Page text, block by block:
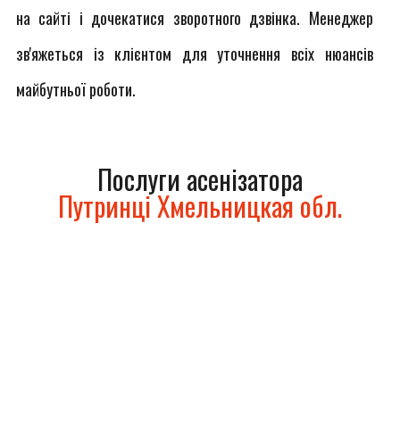
на сайті і дочекатися зворотного дзвінка. Менеджер
зв'яжеться із клієнтом для уточнення всіх нюансів
майбутньої роботи.
Послуги асенізатора
Путринці Хмельницкая обл.